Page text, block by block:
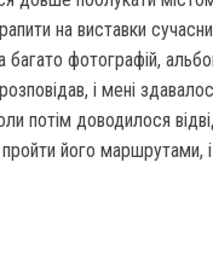
на виставки
багато фотографій,
і мені
потім доводилося
його маршрутами,